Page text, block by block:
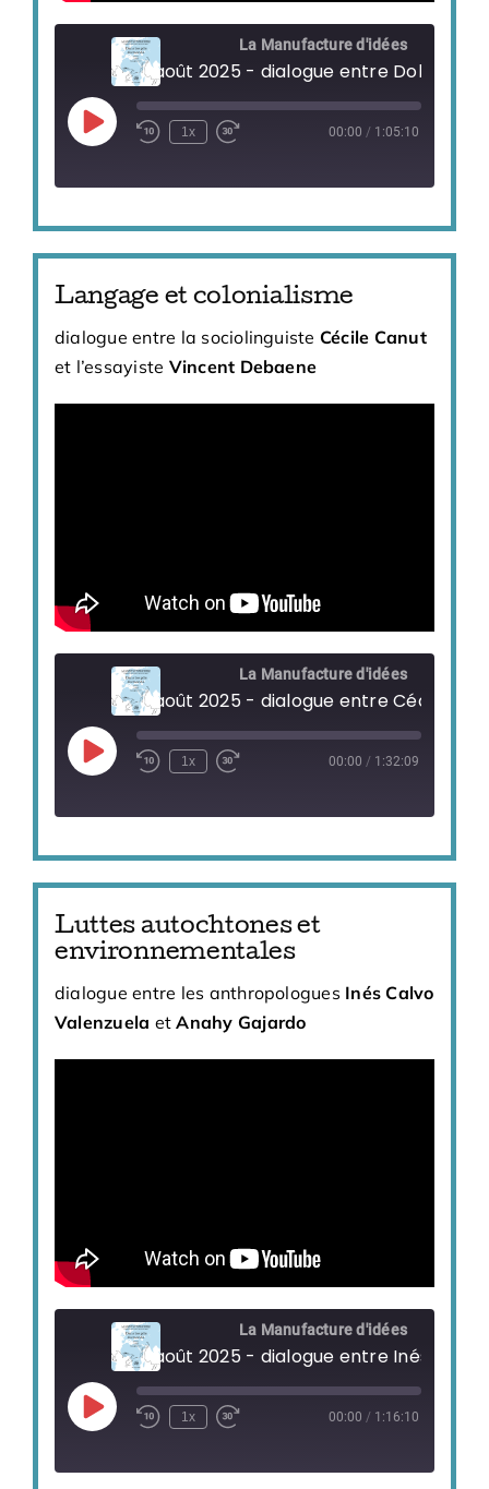
La Manufacture d'idées
Play
Episode
1x 00:00 / 1:05:10
Langage et colonialisme
dialogue entre la sociolinguiste Cécile Canut
et l’essayiste Vincent Debaene
La Manufacture d'idées
Play
Episode
1x 00:00 / 1:32:09
Luttes autochtones et
environnementales
dialogue entre les anthropologues Inés Calvo
Valenzuela etAnahy Gajardo
La Manufacture d'idées
Play
Episode
1x 00:00 / 1:16:10